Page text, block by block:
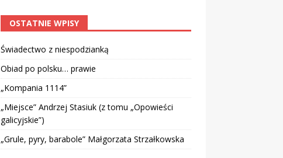
OSTATNIE WPISY
Świadectwo z niespodzianką
Obiad po polsku… prawie
„Kompania 1114”
„Miejsce” Andrzej Stasiuk (z tomu „Opowieści
galicyjskie”)
„Grule, pyry, barabole” Małgorzata Strzałkowska